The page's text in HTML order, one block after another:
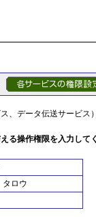
、データ伝送サービス
る操作権限を入力して
ロウ